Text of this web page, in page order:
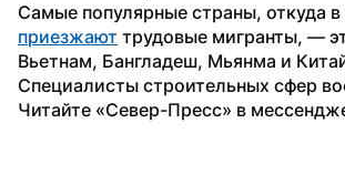
приезжают трудовые мигранты, —
Вьетнам, Бангладеш, Мьянма и
Специалисты строительных сфер
Читайте «Север-Пресс» в